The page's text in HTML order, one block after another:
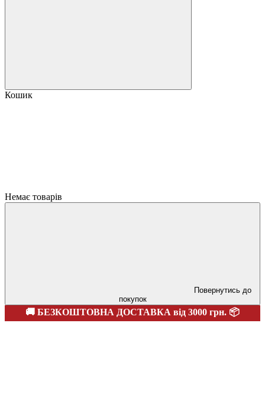
Кошик
Немає товарів
Повернутись до
покупок
🚚 БЕЗКОШТОВНА ДОСТАВКА від 3000 грн. 📦